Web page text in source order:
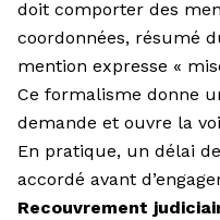
doit comporter des
coordonnées, résumé
mention expresse «
Ce formalisme donne
demande et ouvre la
En pratique, un délai
accordé avant
Recouvrement